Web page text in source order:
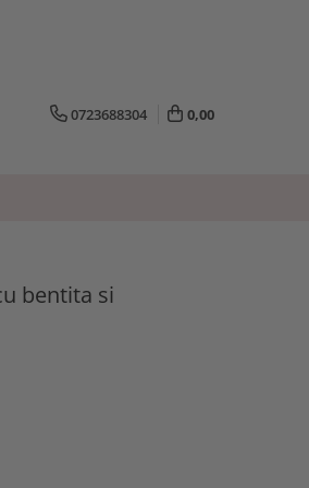
0723688304 0,00
bentita si